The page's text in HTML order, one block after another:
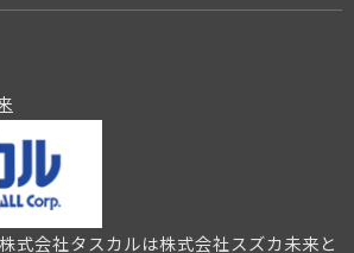
式会社タスカルは株式会社スズカ未来と